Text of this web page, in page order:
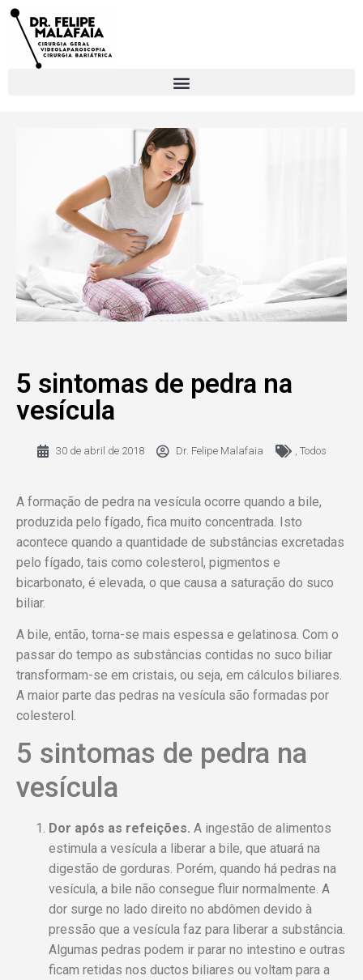
5 sintomas de pedra na
vesícula
30 de abril de 2018 Dr. Felipe Malafaia , Todos
A formação de pedra na vesícula ocorre quando a bile,
produzida pelo fígado, fica muito concentrada. Isto
acontece quando a quantidade de substâncias excretadas
pelo fígado, tais como colesterol, pigmentos e
bicarbonato, é elevada, o que causa a saturação do suco
biliar.
A bile, então, torna-se mais espessa e gelatinosa. Com o
passar do tempo as substâncias contidas no suco biliar
transformam-se em cristais, ou seja, em cálculos biliares.
A maior parte das pedras na vesícula são formadas por
colesterol.
5 sintomas de pedra na
vesícula
Dor após as refeições. A ingestão de alimentos
estimula a vesícula a liberar a bile, que atuará na
digestão de gorduras. Porém, quando há pedras na
vesícula, a bile não consegue fluir normalmente. A
dor surge no lado direito no abdômen devido à
pressão que a vesícula faz para liberar a substância.
Algumas pedras podem ir parar no intestino e outras
ficam retidas nos ductos biliares ou voltam para a